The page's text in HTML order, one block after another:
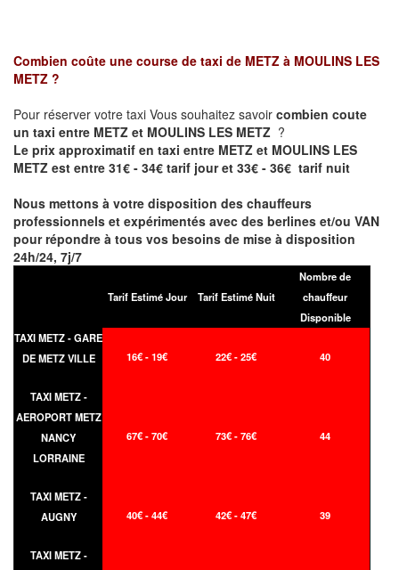
Combien coûte une course de taxi de METZ à MOULINS LES
METZ ?
Pour réserver votre taxi Vous souhaitez savoir combien coute
un taxi entre METZ et MOULINS LES METZ ?
Le prix approximatif en taxi entre METZ et MOULINS LES
METZ est entre 31€ - 34€ tarif jour et 33€ - 36€ tarif nuit
Nous mettons à votre disposition des chauffeurs
professionnels et expérimentés avec des berlines et/ou VAN
pour répondre à tous vos besoins de mise à disposition
24h/24, 7j/7
Tarif Estimé Jour Tarif Estimé Nuit
Nombre de
chauffeur
Disponible
TAXI METZ - GARE
DE METZ VILLE
16€ - 19€ 22€ - 25€ 40
TAXI METZ -
AEROPORT METZ
NANCY
LORRAINE
67€ - 70€ 73€ - 76€ 44
TAXI METZ -
AUGNY
40€ - 44€ 42€ - 47€ 39
TAXI METZ -